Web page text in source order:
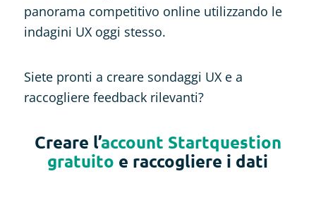
panorama competitivo online utilizzando le
indagini UX oggi stesso.
Siete pronti a creare sondaggi UX e a
raccogliere feedback rilevanti?
Creare l’account Startquestion
gratuito e raccogliere i dati